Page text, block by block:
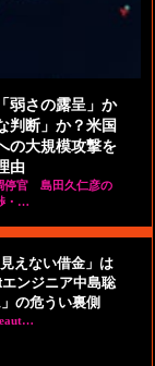
弱さの露呈」か
判断」か？米国
の大規模攻撃を
由
停官 島田久仁彦の
・…
えない借金」は
ンジニア中島聡
の危うい裏側